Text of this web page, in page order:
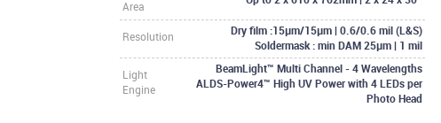
Area
Resolution
Dry film :15µm/15µm | 0.6/0.6 mil (L&S)
Soldermask : min DAM 25µm | 1 mil
Light
Engine
BeamLight™ Multi Channel - 4 Wavelengths
ALDS-Power4™ High UV Power with 4 LEDs per
Photo Head